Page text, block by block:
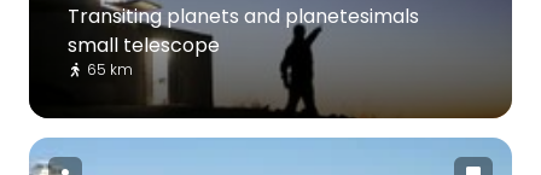
Transiting planets and planetesimals
small telescope
65 km